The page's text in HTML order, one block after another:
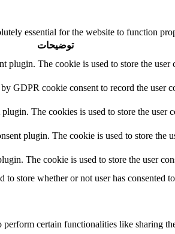
essential for the website to function
توضیحات
The cookie is used to store the user
GDPR cookie consent to record the user
The cookies is used to store the user
plugin. The cookie is used to store the
The cookie is used to store the user
store whether or not user has consented
certain functionalities like sharing